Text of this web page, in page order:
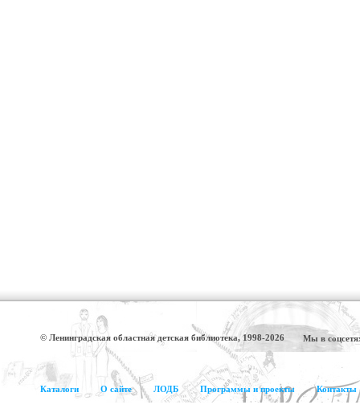
© Ленинградская областная детская библиотека, 1998-2026 Мы в
Каталоги О сайте ЛОДБ Программы и проекты Контакты